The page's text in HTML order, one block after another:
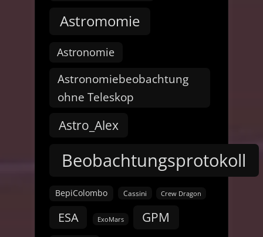
Astromomie
Astronomie
Astronomiebeobachtung
ohne Teleskop
Astro_Alex
Beobachtungsprotokoll
BepiColombo Cassini Crew Dragon
ESA ExoMars GPM